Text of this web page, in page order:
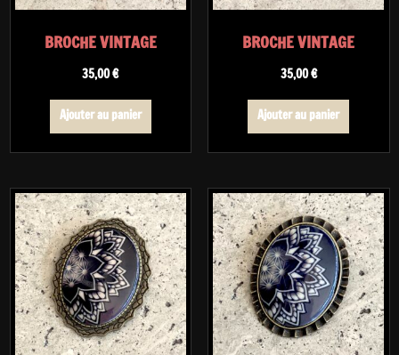
BROCHE VINTAGE
35,00€
Ajouter au panier
BROCHE VINTAGE
35,00€
Ajouter au panier